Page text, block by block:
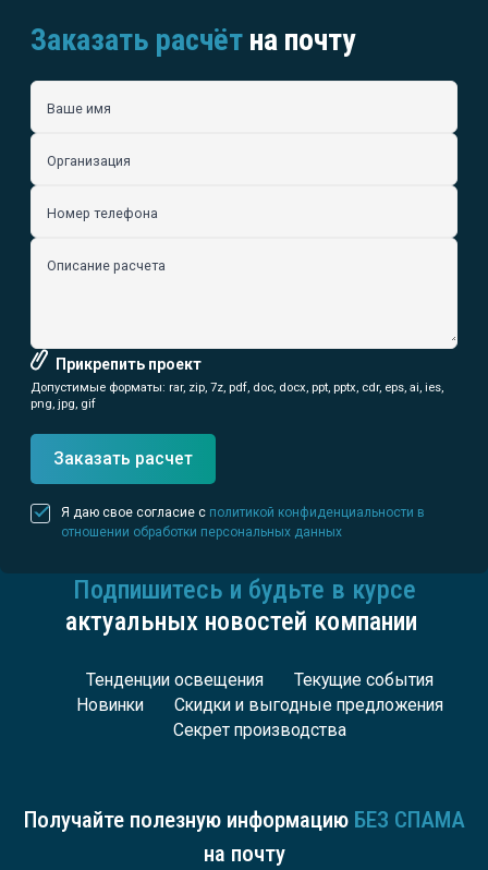
Заказать расчёт на почту
Ваше имя
Организация
Номер телефона
Описание расчета
Прикрепить проект
Допустимые форматы: rar, zip, 7z, pdf, doc, docx, ppt, pptx, cdr, eps, ai, ies,
png, jpg, gif
Заказать расчет
Я даю свое согласие с политикой конфиденциальности в
отношении обработки персональных данных
Подпишитесь и будьте в курсе
актуальных новостей компании
Тенденции освещения
Текущие события
Новинки
Скидки и выгодные предложения
Секрет производства
Получайте полезную информацию БЕЗ СПАМА
на почту